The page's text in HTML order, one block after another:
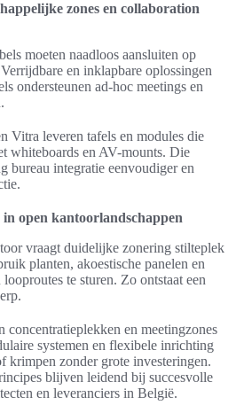
zones en collaboration
moeten naadloos aansluiten op
en inklapbare oplossingen
ondersteunen ad-hoc meetings en
Vitra leveren tafels en modules die
whiteboards en AV-mounts. Die
bureau integratie eenvoudiger en
open kantoorlandschappen
vraagt duidelijke zonering stilteplek
planten, akoestische panelen en
te sturen. Zo ontstaat een
concentratieplekken en meetingzones
systemen en flexibele inrichting
krimpen zonder grote investeringen.
blijven leidend bij succesvolle
en leveranciers in België.